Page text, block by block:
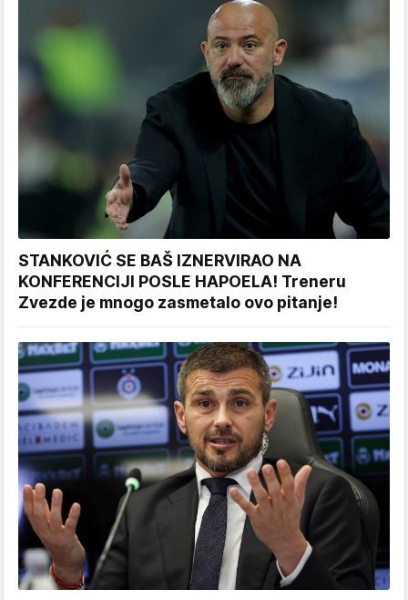
STANKOVIĆ SE BAŠ IZNERVIRAO NA
KONFERENCIJI POSLE HAPOELA! Treneru
Zvezde je mnogo zasmetalo ovo pitanje!